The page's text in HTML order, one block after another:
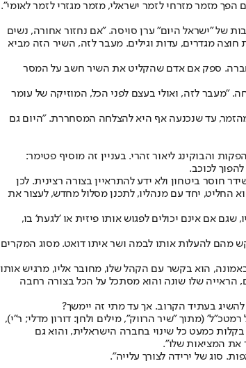
מזמר מזרחי לזמר ישראלי, מזמר מגזרי לזמר לאומי".
של "ישראל היום" ערן סויסה. "אם נחזור אחורה, נשים
מגדרים, עדות וגילים. מעבר לזה, השיר הזה מביא
כחברה. ספק אם אדם שהקליט את השיר חשב על המסר
"מעבר לזה, ואולי בעצם לפני הכל, המוזיקה של עומר
מהזמר, עד שנכנעה אף היא להצלחה המסחררת. "היום גם
והבוקינג ליאור זהרי. בעניין זה מוסיף פטימר:
לכוכב.
חוסר ביטחון ולא ידע להתראיין בצורה רצינית. לכן
החליט, יחד עם מנהליו, לתכנן מסלול מחדש, לעצור את
אם אינם יכולים לפגוש אותו פיזית או 'לגעת' בו,
מהם להעלות אותו לבמה ושר איתו דואט. מסוג המקרים
הוא בקשר עם הקהל שלו, מחובר אליו, מרגיש אותו
הראייה שלו שונה והוא מסתכל על הכל בצורה רחבה
בעתיד הקרוב. אך עד מתי זה יימשך?
(מתוך "שיר הרווק", מילים ולחן: דורון מדלי; ר"י),
לשרוד בקלות כמעט כל שינוי בחברה הישראלית, והוא גם
את המציאות שלו".
סוג של ירידה לצורך עלייה".